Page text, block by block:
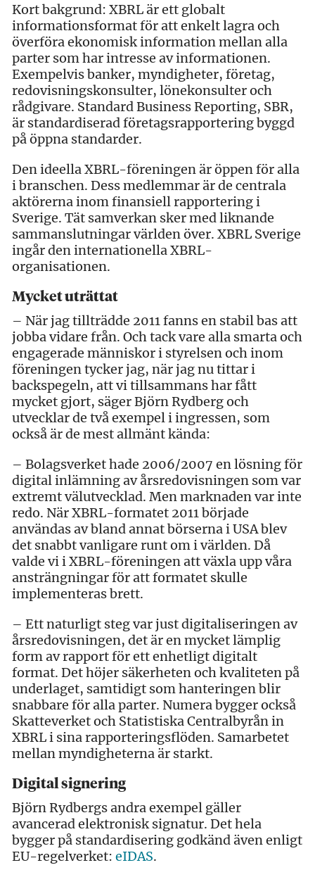
Kort bakgrund: XBRL är ett globalt
informationsformat för att enkelt lagra och
överföra ekonomisk information mellan alla
parter som har intresse av informationen.
Exempelvis banker, myndigheter, företag,
redovisningskonsulter, lönekonsulter och
rådgivare. Standard Business Reporting, SBR,
är standardiserad företagsrapportering byggd
på öppna standarder.
Den ideella XBRL-föreningen är öppen för alla
i branschen. Dess medlemmar är de centrala
aktörerna inom finansiell rapportering i
Sverige. Tät samverkan sker med liknande
sammanslutningar världen över. XBRL Sverige
ingår den internationella XBRL-
organisationen.
Mycket uträttat
– När jag tillträdde 2011 fanns en stabil bas att
jobba vidare från. Och tack vare alla smarta och
engagerade människor i styrelsen och inom
föreningen tycker jag, när jag nu tittar i
backspegeln, att vi tillsammans har fått
mycket gjort, säger Björn Rydberg och
utvecklar de två exempel i ingressen, som
också är de mest allmänt kända:
– Bolagsverket hade 2006/2007 en lösning för
digital inlämning av årsredovisningen som var
extremt välutvecklad. Men marknaden var inte
redo. När XBRL-formatet 2011 började
användas av bland annat börserna i USA blev
det snabbt vanligare runt om i världen. Då
valde vi i XBRL-föreningen att växla upp våra
ansträngningar för att formatet skulle
implementeras brett.
– Ett naturligt steg var just digitaliseringen av
årsredovisningen, det är en mycket lämplig
form av rapport för ett enhetligt digitalt
format. Det höjer säkerheten och kvaliteten på
underlaget, samtidigt som hanteringen blir
snabbare för alla parter. Numera bygger också
Skatteverket och Statistiska Centralbyrån in
XBRL i sina rapporteringsflöden. Samarbetet
mellan myndigheterna är starkt.
Digital signering
Björn Rydbergs andra exempel gäller
avancerad elektronisk signatur. Det hela
bygger på standardisering godkänd även enligt
EU-regelverket: eIDAS.